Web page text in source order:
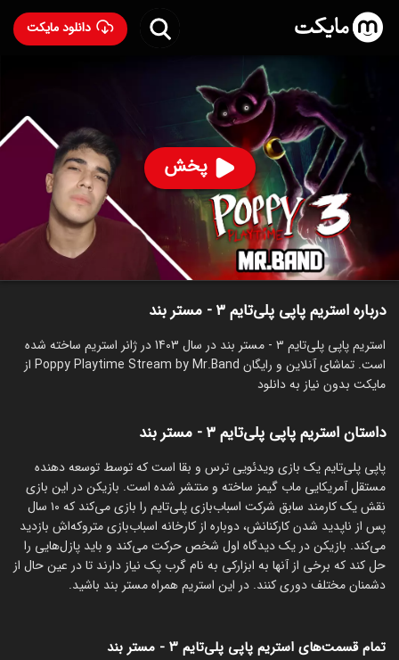
دانلود مایکت
پخش
استریم پاپی پلی‌تایم ۳ - مستر بند
۴۵۸ 86% مستر بند
ساخت ایران سال 1403
رده سنی ۱۳+
استریم
توضیحات قسمت‌ها سریال‌های مشابه
درباره استریم پاپی پلی‌تایم ۳ - مستر بند
استریم پاپی پلی‌تایم ۳ - مستر بند در سال 1403 در ژانر استریم ساخته شده
است. تماشای آنلاین و رایگان Poppy Playtime Stream by Mr.Band از
مایکت بدون نیاز به دانلود
داستان استریم پاپی پلی‌تایم ۳ - مستر بند
‏پاپی پلی‌تایم یک بازی ویدئویی ترس و بقا است که توسط توسعه دهنده
مستقل آمریکایی ماب گیمز ساخته و منتشر شده است. بازیکن در این بازی
نقش یک کارمند سابق شرکت اسباب‌بازی پلی‌تایم را بازی می‌کند که ۱۰ سال
پس از ناپدید شدن کارکنانش، دوباره از کارخانه اسباب‌بازی متروکه‌اش بازدید
می‌کند. بازیکن در یک دیدگاه اول شخص حرکت می‌کند و باید پازل‌هایی را
حل کند که برخی از آنها به ابزارکی به نام گرب پک نیاز دارند تا در عین حال از
دشمنان مختلف دوری کنند. در این استریم همراه مستر بند باشید.
تمام قسمت‌های استریم پاپی پلی‌تایم ۳ - مستر بند